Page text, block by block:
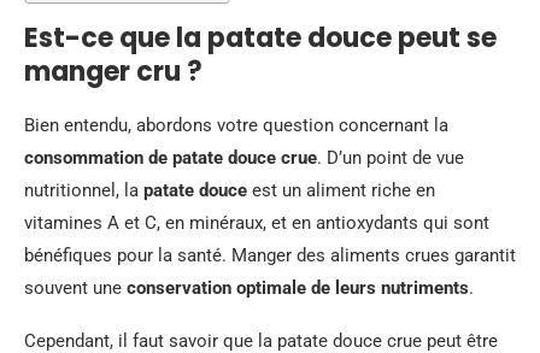
Est-ce que la patate douce peut se
manger cru ?
Bien entendu, abordons votre question concernant la
consommation de patate douce crue. D’un point de vue
nutritionnel, la patate douce est un aliment riche en
vitamines A et C, en minéraux, et en antioxydants qui sont
bénéfiques pour la santé. Manger des aliments crues garantit
souvent une conservation optimale de leurs nutriments.
Cependant, il faut savoir que la patate douce crue peut être